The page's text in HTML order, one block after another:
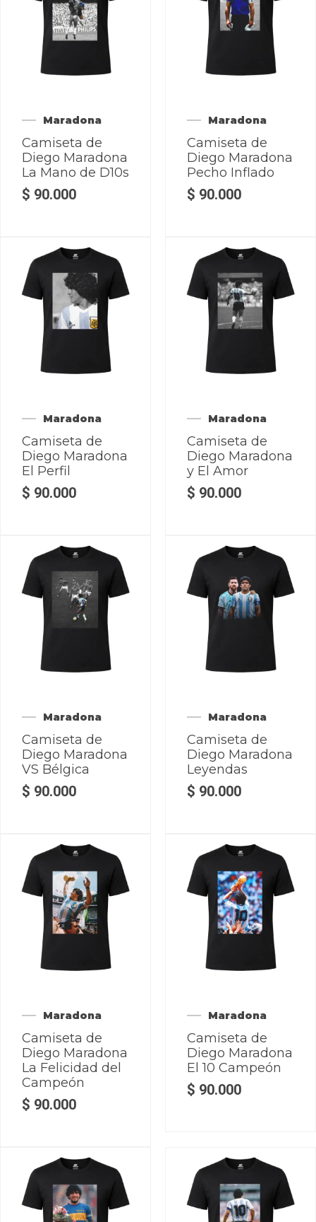
Maradona
Camiseta de
Diego Maradona
La Mano de D10s
$ 90.000
Maradona
Camiseta de
Diego Maradona
Pecho Inflado
$ 90.000
Maradona
Camiseta de
Diego Maradona
El Perfil
$ 90.000
Maradona
Camiseta de
Diego Maradona
y El Amor
$ 90.000
Maradona
Camiseta de
Diego Maradona
VS Bélgica
$ 90.000
Maradona
Camiseta de
Diego Maradona
Leyendas
$ 90.000
Maradona
Camiseta de
Diego Maradona
La Felicidad del
Campeón
$ 90.000
Maradona
Camiseta de
Diego Maradona
El 10 Campeón
$ 90.000